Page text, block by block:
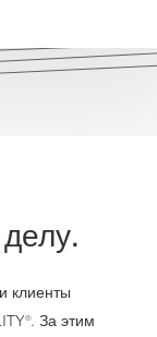
клиенты
За этим